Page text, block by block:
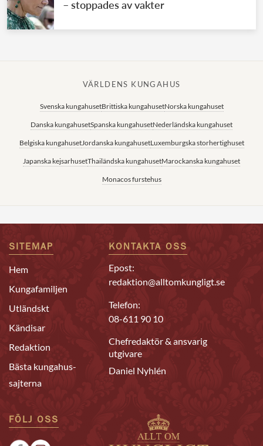
– stoppades av vakter
VÄRLDENS KUNGAHUS
Svenska kungahusetBrittiska kungahusetNorska kungahuset
Danska kungahusetSpanska kungahusetNederländska kungahuset
Belgiska kungahusetJordanska kungahusetLuxemburgska storhertighuset
Japanska kejsarhusetThailändska kungahusetMarockanska kungahuset
Monacos furstehus
SITEMAP
Hem
Kungafamiljen
Utländskt
Kändisar
Redaktion
Bästa kungahus-
sajterna
KONTAKTA OSS
Epost:
redaktion@alltomkungligt.se
Telefon:
08-611 90 10
Chefredaktör & ansvarig
utgivare
Daniel Nyhlén
FÖLJ OSS